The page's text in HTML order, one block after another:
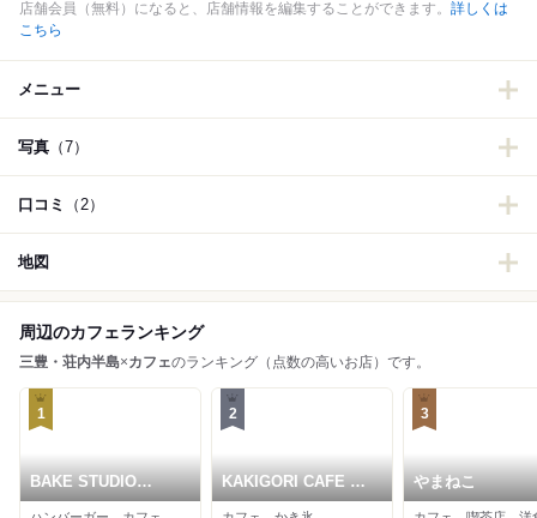
店舗会員（無料）になると、店舗情報を編集することができます。 詳しくは
こちら
メニュー
写真 （7）
口コミ （2）
地図
周辺のカフェランキング
三豊・荘内半島×カフェのランキング（点数の高いお店）です。
1
BAKE STUDIO
OKAZAKI 岡崎製パン
2
KAKIGORI CAFE ひ
むろ
3
やまねこ